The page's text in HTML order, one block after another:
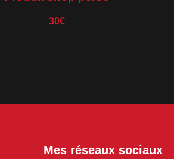
30€
Mes réseaux sociaux